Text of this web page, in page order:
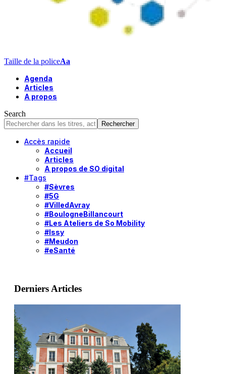
Taille de la policeAa
Agenda
Articles
A propos
Search
Accès rapide
Accueil
Articles
A propos de SO digital
#Tags
#Sèvres
#5G
#VilledAvray
#BoulogneBillancourt
#Les Ateliers de So Mobility
#Issy
#Meudon
#eSanté
Derniers Articles